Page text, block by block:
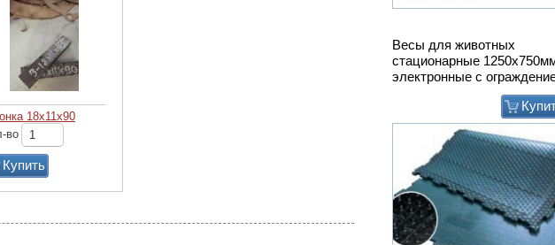
Весы для животных
стационарные
электронные с
18х11х90
во
Купить